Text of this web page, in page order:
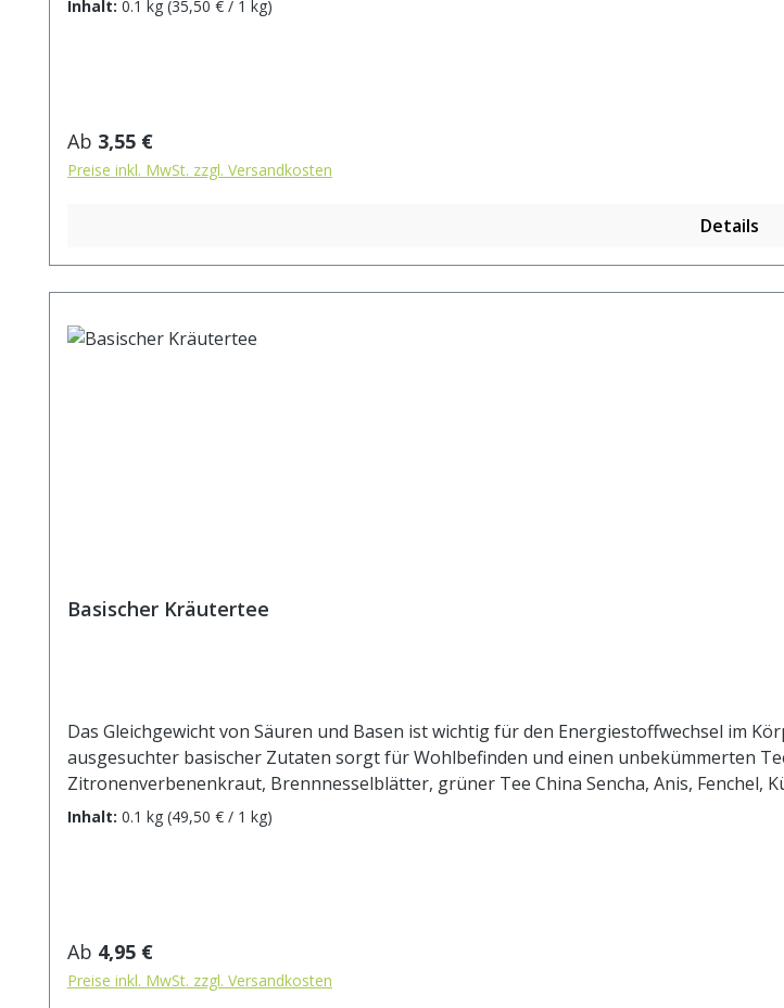
Inhalt: 0.1 kg (35,50 € / 1 kg)
Regulärer Preis:
Ab 3,55 €
Preise inkl. MwSt. zzgl. Versandkosten
Details
Basischer Kräutertee
Das Gleichgewicht von Säuren und Basen ist wichtig für den Energiestoffwechsel im
ausgesuchter basischer Zutaten sorgt für Wohlbefinden und einen unbekümmerten Teegenuss. Zutaten: Orangenschalen, Rooibos,
Zitronenverbenenkraut, Brennnesselblätter, grüner Tee China Sencha, Anis, Fenchel, Kümmel, Rote Beetestücke, Spinatflocken, Schlehdornblüten Zubereitung:
ca. 15g Tee mit 1 l. kochendem Wasser aufgiessen. Ziehzeit: max.10 min.
Inhalt: 0.1 kg (49,50 € / 1 kg)
Regulärer Preis:
Ab 4,95 €
Preise inkl. MwSt. zzgl. Versandkosten